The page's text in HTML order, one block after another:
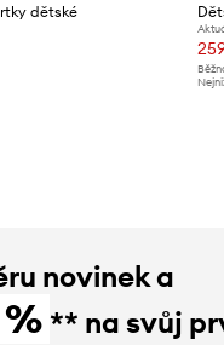
dětské
novinek a
** na svůj